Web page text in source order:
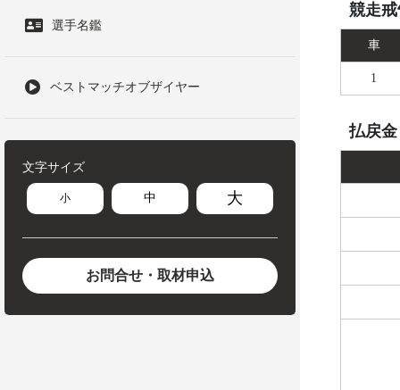
選手名鑑
ベストマッチオブザイヤー
文字サイズ
小 中 大
お問合せ・取材申込
競走
車
1
払戻金